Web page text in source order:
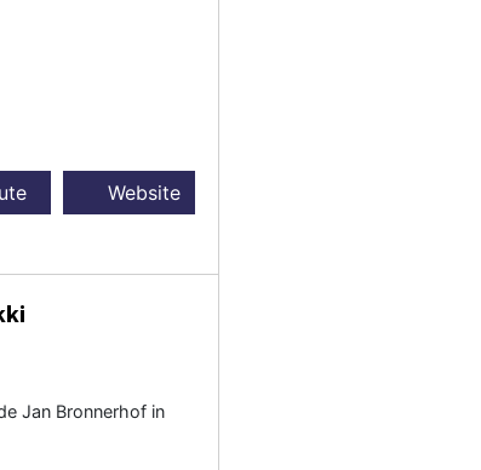
Website
Jan Bronnerhof in